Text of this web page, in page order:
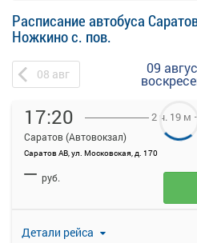
Расписание автобуса
Ножкино с. пов.
08 авг 09
17:20
Саратов (Автовокзал)
Саратов АВ, ул. Московская, д. 170
2 ч. 19 м
Детали рейса
— руб.
На данной странице вы можете
купить билет онлайн на автобус
Ножкино с. пов..
осуществляют следующие